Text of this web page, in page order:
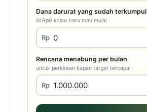
Dana darurat yang sudah terkumpul
isi Rp0 kalau baru mau mulai
Rp
Rencana menabung per bulan
untuk perkiraan kapan target tercapai
Rp